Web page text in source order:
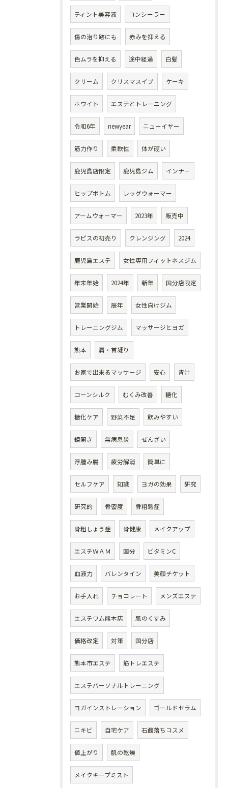
ティント美容液 コンシーラー
傷の治り跡にも 赤みを抑える
色ムラを抑える 途中経過 白髪
クリーム クリスマスイブ ケーキ
ホワイト エステとトレーニング
令和6年 newyear ニューイヤー
筋力作り 柔軟性 体が硬い
鹿児島店限定 鹿児島ジム インナー
ヒップボトム レッグウォーマー
アームウォーマー 2023年 販売中
ラピスの初売り クレンジング 2024
鹿児島エステ 女性専用フィットネスジム
年末年始 2024年 新年 国分店限定
営業開始 辰年 女性向けジム
トレーニングジム マッサージとヨガ
熊本 肩・首凝り
お家で出来るマッサージ 安心 青汁
コーンシルク むくみ改善 糖化
糖化ケア 野菜不足 飲みやすい
鏡開き 無病息災 ぜんざい
浮腫み腸 疲労解消 簡単に
セルフケア 知識 ヨガの効果 研究
研究的 骨密度 骨粗鬆症
骨粗しょう症 骨健康 メイクアップ
エステＷＡＭ 国分 ビタミンC
血液力 バレンタイン 美顔チケット
お手入れ チョコレート メンズエステ
エステワム熊本店 肌のくすみ
価格改定 対策 国分店
熊本市エステ 筋トレエステ
エステパーソナルトレーニング
ヨガインストレーション ゴールドセラム
ニキビ 自宅ケア 石鹸落ちコスメ
値上がり 肌の乾燥
メイクキープミスト